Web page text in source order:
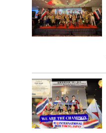
หน้าหลัก
เกี่ยวกับเรา
กิจกรรม
แผนที่